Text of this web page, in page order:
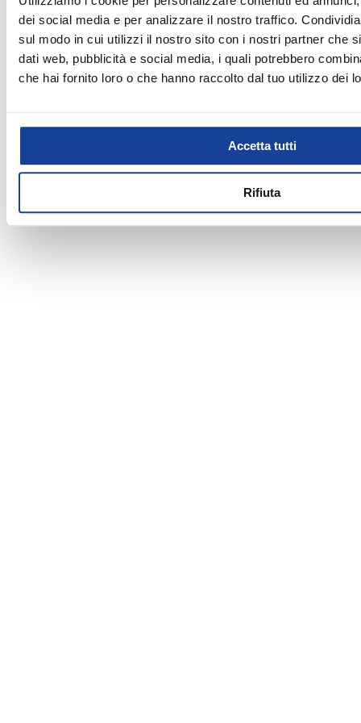
dei social media e per analizzare il nostro traffico.
sul modo in cui utilizzi il nostro sito con i nostri partner che
dati web, pubblicità e social media, i quali potrebbero
che hai fornito loro o che hanno raccolto dal tuo utilizzo dei
Accetta tutti
Rifiuta
palestra/crossfit, volley, padel. Premiazioni coppe trofei
medaglie.